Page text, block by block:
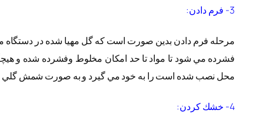
3- فرم دادن:
مرحله فرم دادن بدين صورت است كه گل مهيا شده در دستگاه
فشرده مي شود تا مواد تا حد امكان مخلوط وفشرده شده و
محل نصب شده است را به خود مي گيرد و به صورت شمش گلي
4- خشك كردن: